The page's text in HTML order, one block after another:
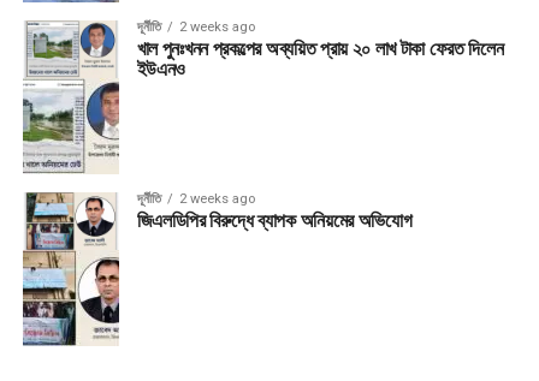
দূর্নীতি 2 weeks ago
খাল পুনঃখনন প্রকল্পের অব্যয়িত প্রায় ২০ লাখ টাকা ফেরত দিলেন
ইউএনও
দূর্নীতি 2 weeks ago
জিএলডিপির বিরুদ্ধে ব্যাপক অনিয়মের অভিযোগ